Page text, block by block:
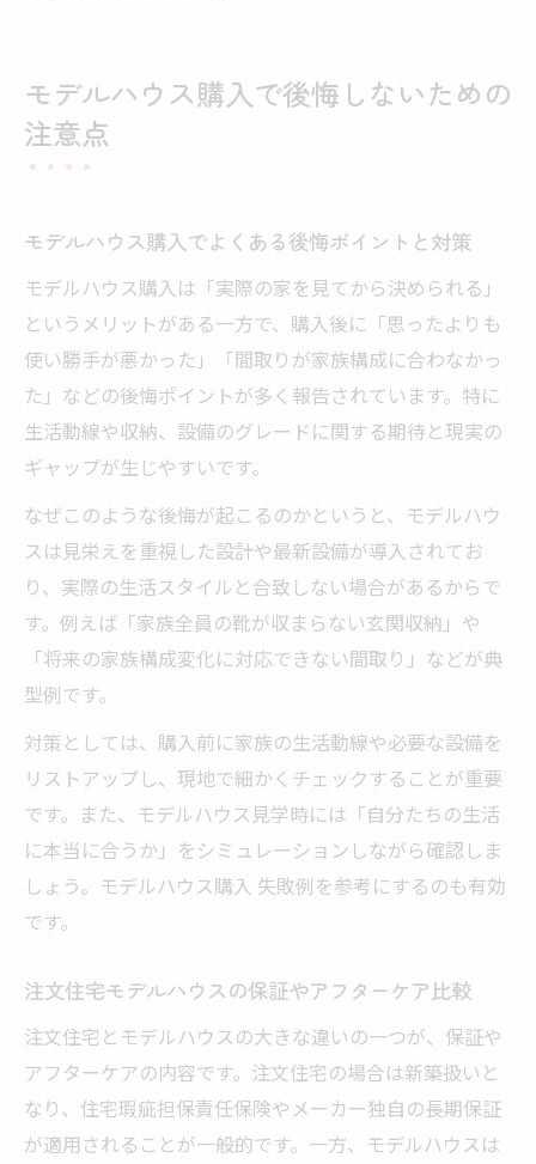
モデルハウス購入で後悔しないための
注意点
モデルハウス購入でよくある後悔ポイントと対策
モデルハウス購入は「実際の家を見てから決められる」
というメリットがある一方で、購入後に「思ったよりも
使い勝手が悪かった」「間取りが家族構成に合わなかっ
た」などの後悔ポイントが多く報告されています。特に
生活動線や収納、設備のグレードに関する期待と現実の
ギャップが生じやすいです。
なぜこのような後悔が起こるのかというと、モデルハウ
スは見栄えを重視した設計や最新設備が導入されてお
り、実際の生活スタイルと合致しない場合があるからで
す。例えば「家族全員の靴が収まらない玄関収納」や
「将来の家族構成変化に対応できない間取り」などが典
型例です。
対策としては、購入前に家族の生活動線や必要な設備を
リストアップし、現地で細かくチェックすることが重要
です。また、モデルハウス見学時には「自分たちの生活
に本当に合うか」をシミュレーションしながら確認しま
しょう。モデルハウス購入 失敗例を参考にするのも有効
です。
注文住宅モデルハウスの保証やアフターケア比較
注文住宅とモデルハウスの大きな違いの一つが、保証や
アフターケアの内容です。注文住宅の場合は新築扱いと
なり、住宅瑕疵担保責任保険やメーカー独自の長期保証
が適用されることが一般的です。一方、モデルハウスは